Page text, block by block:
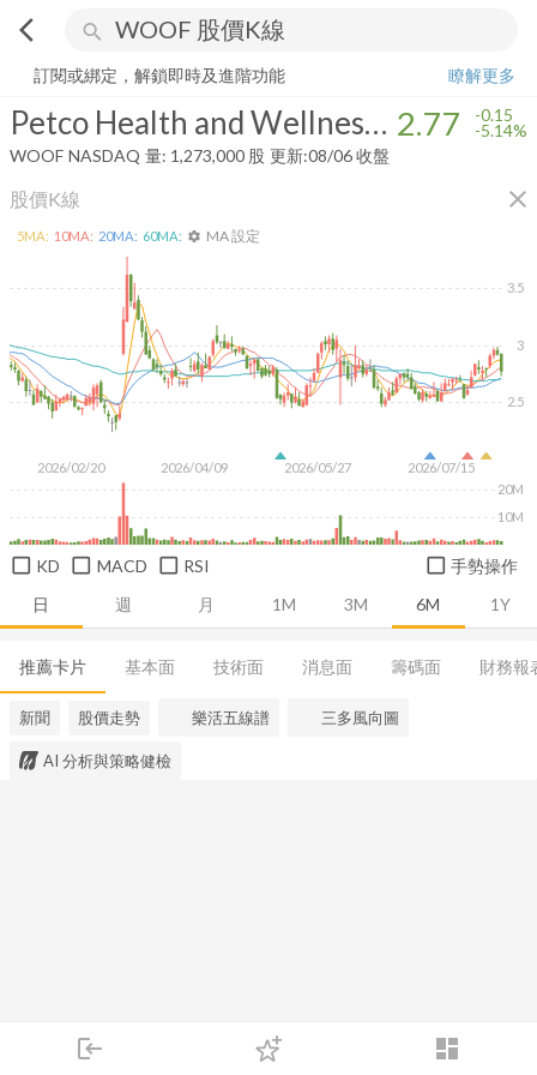
arrow_back_ios search
login dashboard
下單
Petco Health and Wellness Company, Inc.
訂閱或綁定，解鎖即時及進階功能
瞭解更多
Petco Health and Wellness Company, Inc. 2.77 -0.15
-5.14%
WOOF NASDAQ 量: 1,273,000 股 更新:08/06 收盤
股價K線 close
日 週 月 1M 3M 6M 1Y
2026/02/20 2026/04/09 2026/05/27 2026/07/15
2.5
3
3.5
10M
20M
5MA: 10MA: 20MA: 60MA: settings MA 設定
KD MACD RSI 手勢操作
推薦卡片 基本面 技術面 消息面 籌碼面 財務報
新聞 股價走勢 樂活五線譜 三多風向圖
AI 分析與策略健檢